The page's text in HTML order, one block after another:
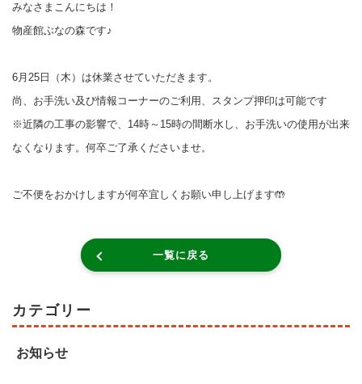
みなさまこんにちは！
物産館ぶなの森です♪
6月25日（木）は休業させていただきます。
尚、お手洗い及び情報コーナーのご利用、スタンプ押印は可能です
※近隣の工事の影響で、14時～15時の間断水し、お手洗いの使用が出来
なくなります。何卒ご了承くださいませ。
ご不便をおかけしますが何卒宜しくお願い申し上げます🤲
一覧に戻る
カテゴリー
お知らせ